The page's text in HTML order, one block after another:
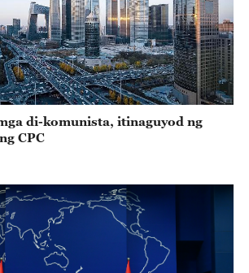
di-komunista, itinaguyod ng
CPC